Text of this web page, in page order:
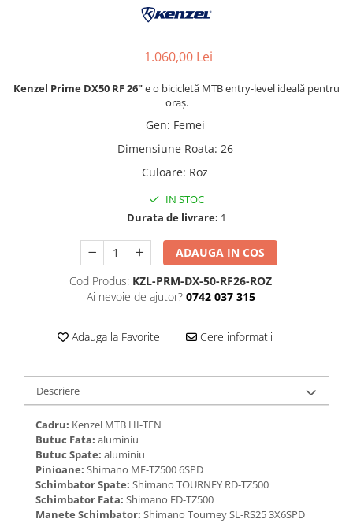
1.060,00 Lei
Kenzel Prime DX50 RF 26"e o bicicletă MTB entry-level ideală pentru
oraș.
Gen: Femei
Dimensiune Roata: 26
Culoare: Roz
IN STOC
Durata de livrare: 1
ADAUGA IN COS
Cod Produs: KZL-PRM-DX-50-RF26-ROZ
Ai nevoie de ajutor? 0742 037 315
Adauga la Favorite Cere informatii
Descriere
Cadru: Kenzel MTB HI-TEN
Butuc Fata: aluminiu
Butuc Spate: aluminiu
Pinioane: Shimano MF-TZ500 6SPD
Schimbator Spate: Shimano TOURNEY RD-TZ500
Schimbator Fata: Shimano FD-TZ500
Manete Schimbator: Shimano Tourney SL-RS25 3X6SPD